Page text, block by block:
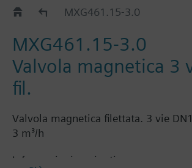
MXG461..MXG461.15-3.0
MXG461.15-3.0
Valvola magnetica 3
fil.
Valvola magnetica filettata. 3 vie
3 m³/h
Informazioni aggiuntive